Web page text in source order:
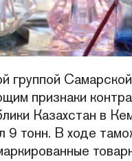
группой
признаки
Казахстан в
9 тонн. В ходе